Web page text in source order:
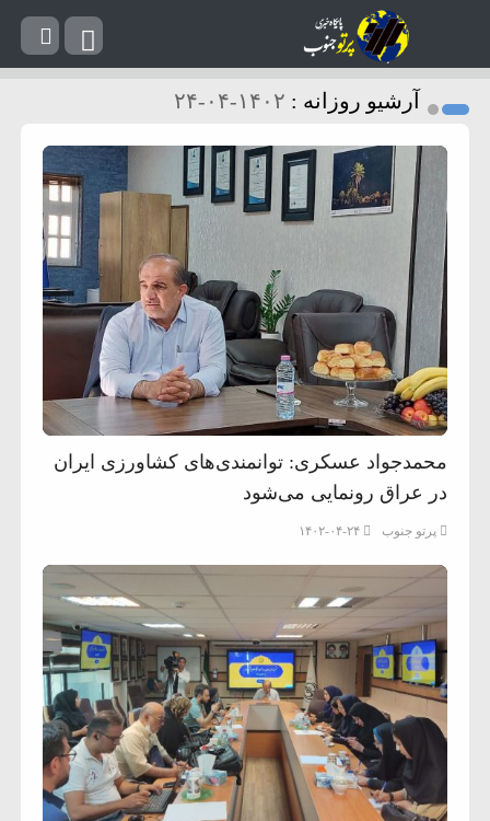
آرشیو روزانه : ۱۴۰۲-۰۴-۲۴
محمدجواد عسکری: توانمندی‌های کشاورزی ایران
در عراق رونمایی می‌شود
پرتو جنوب ۱۴۰۲-۰۴-۲۴